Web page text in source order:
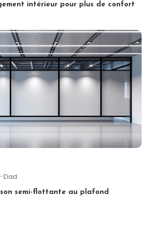
intérieur pour plus de confort
Dad
semi-flottante au plafond